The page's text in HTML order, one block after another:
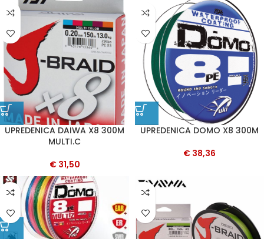
UPREDENICA DAIWA X8 300M
MULTI.C
€31,50
UPREDENICA DOMO X8 300M
€ 38,36